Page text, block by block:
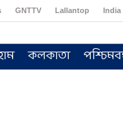
GNTTV Lallantop India
কলকাতা